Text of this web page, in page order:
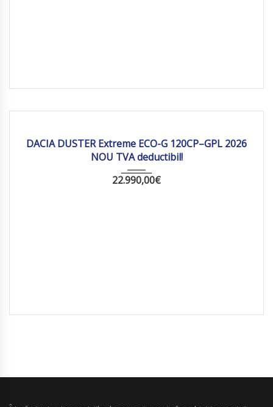
DACIA DUSTER Extreme ECO-G 120CP–GPL 2026
NOU TVA deductibil!
22.990,00€